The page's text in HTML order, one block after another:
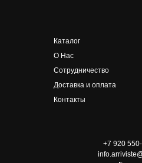
+7 920
Каталог
О Нас
Сотрудничество
Доставка и оплата
Контакты